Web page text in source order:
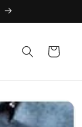
Carrello